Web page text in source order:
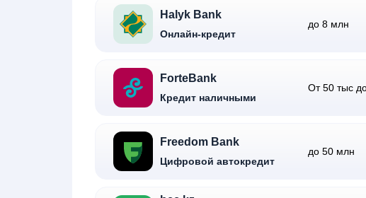
Halyk Bank
Онлайн-кредит
до 8 млн
ForteBank
Кредит наличными
От 50 тыс
Freedom Bank
Цифровой автокредит
до 50 млн